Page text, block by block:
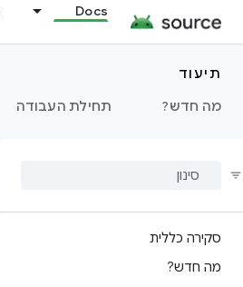
Docs
תיעוד
מה חדש?
תחילת העבודה
סקירה כללית
מה חדש?